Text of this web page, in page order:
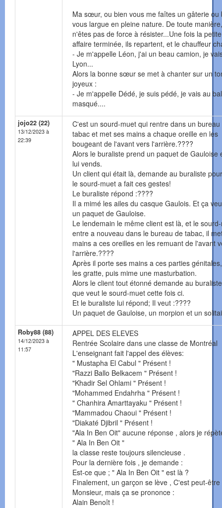
Ma sœur, ou bien vous me faîtes un gâterie ou
vous largue en pleine nature. De toute
n'êtes pas de force à résister...Une fois la petite
affaire terminée, ils repartent, et le chauffeur
- Je m'appelle Léon, j'ai un beau camion, je
Lyon...
Alors la bonne sœur se met à chanter sur un
joyeux :
- Je m'appelle Dédé, je suis pédé, je vais au bal
masqué....
jojo22 (22)
13/12/2023 à
22:39
C'est un sourd-muet qui rentre dans un bureau
tabac et met ses mains a chaque oreille en les
bougeant de l'avant vers l'arrière.????
Alors le buraliste prend un paquet de Gauloise
lui vends.
Un client qui était là, demande au buraliste
le sourd-muet a fait ces gestes!
Le buraliste répond :????
Il a mimé les ailes du casque Gaulois. Et ça
un paquet de Gauloise.
Le lendemain le même client est là, et le
entre a nouveau dans le bureau de tabac, il
mains a ces oreilles en les remuant de l'avant
l'arrière.????
Après il porte ses mains a ces parties
les gratte, puis mime une masturbation.
Alors le client tout étonné demande au
que veut le sourd-muet cette fois ci.
Et le buraliste lui répond; Il veut :????
Un paquet de Gauloise, un morpion et un
Roby88 (88)
14/12/2023 à
11:57
APPEL DES ELEVES
Rentrée Scolaire dans une classe de Montréal
L'enseignant fait l'appel des élèves:
" Mustapha El Cabul " Présent !
"Razzi Ballo Belkacem " Présent !
"Khadir Sel Ohlami " Présent !
"Mohammed Endahrha " Présent !
" Chanhira Amarttayaku " Présent !
"Mammadou Chaoui " Présent !
"Diakaté Djibril " Présent !
"Ala In Ben Oit" aucune réponse , alors je
" Ala In Ben Oit "
la classe reste toujours silencieuse .
Pour la dernière fois , je demande :
Est-ce que ; " Ala In Ben Oit " est là ?
Finalement, un garçon se lève , C'est peut-être
Monsieur, mais ça se prononce :
Alain Benoît !